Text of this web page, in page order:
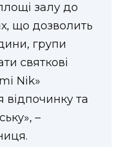
залу до
що дозволить
групи
святкові
Nik»
та
–